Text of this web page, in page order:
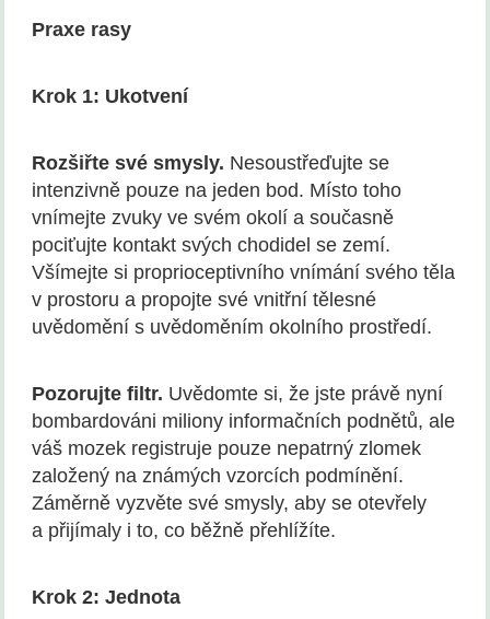
Praxe rasy
Krok 1: Ukotvení
Rozšiřte své smysly. Nesoustřeďujte se
intenzivně pouze na jeden bod. Místo toho
vnímejte zvuky ve svém okolí a současně
pociťujte kontakt svých chodidel se zemí.
Všímejte si proprioceptivního vnímání svého těla
v prostoru a propojte své vnitřní tělesné
uvědomění s uvědoměním okolního prostředí.
Pozorujte filtr. Uvědomte si, že jste právě nyní
bombardováni miliony informačních podnětů, ale
váš mozek registruje pouze nepatrný zlomek
založený na známých vzorcích podmínění.
Záměrně vyzvěte své smysly, aby se otevřely
a přijímaly i to, co běžně přehlížíte.
Krok 2: Jednota